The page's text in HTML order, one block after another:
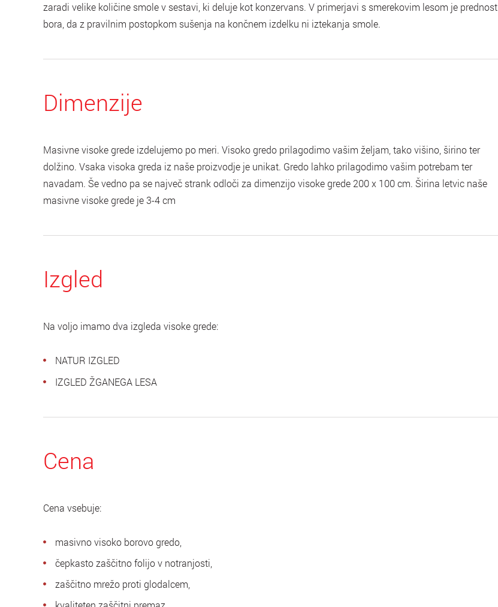
zaradi velike količine smole v sestavi, ki deluje kot konzervans. V primerjavi s smerekovim lesom je prednost
bora, da z pravilnim postopkom sušenja na končnem izdelku ni iztekanja smole.
Dimenzije
Masivne visoke grede izdelujemo po meri. Visoko gredo prilagodimo vašim željam, tako višino, širino ter
dolžino. Vsaka visoka greda iz naše proizvodje je unikat. Gredo lahko prilagodimo vašim potrebam ter
navadam. Še vedno pa se največ strank odloči za dimenzijo visoke grede 200 x 100 cm. Širina letvic naše
masivne visoke grede je 3-4 cm
Izgled
Na voljo imamo dva izgleda visoke grede:
NATUR IZGLED
IZGLED ŽGANEGA LESA
Cena
Cena vsebuje:
masivno visoko borovo gredo,
čepkasto zaščitno folijo v notranjosti,
zaščitno mrežo proti glodalcem,